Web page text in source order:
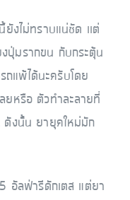
งไม่ทราบแน่ชัด เเต่
งปุ่มรากขน กับกระตุ้น
ถแพ้ได้นะครับโดย
ยหรือ ตัวทำละลายที่
งนั้น ยายุคใหม่มัก
อัลฟ่ารีดักเตส แต่ยา